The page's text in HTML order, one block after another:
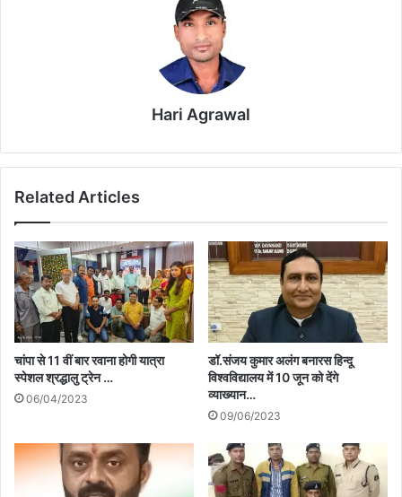
Hari Agrawal
Related Articles
चांपा से 11 वीं बार रवाना होगी यात्रा
स्पेशल श्रद्धालु ट्रेन …
06/04/2023
डॉ.संजय कुमार अलंग बनारस हिन्दू
विश्वविद्यालय में 10 जून को देंगे
व्याख्यान…
09/06/2023